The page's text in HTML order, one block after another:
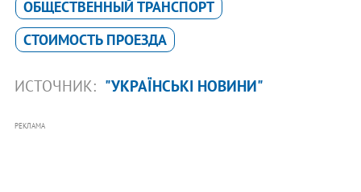
ОБЩЕСТВЕННЫЙ ТРАНСПОРТ
СТОИМОСТЬ ПРОЕЗДА
ИСТОЧНИК: "УКРАЇНСЬКІ НОВИНИ"
РЕКЛАМА